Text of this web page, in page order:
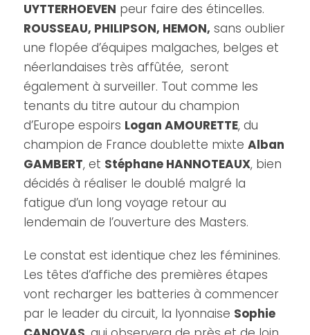
UYTTERHOEVEN peur faire des étincelles.
ROUSSEAU, PHILIPSON, HEMON, sans oublier
une flopée d’équipes malgaches, belges et
néerlandaises très affûtée, seront
également à surveiller. Tout comme les
tenants du titre autour du champion
d’Europe espoirs Logan AMOURETTE, du
champion de France doublette mixteAlban
GAMBERT, et Stéphane HANNOTEAUX, bien
décidés à réaliser le doublé malgré la
fatigue d’un long voyage retour au
lendemain de l’ouverture des Masters.
Le constat est identique chez les féminines.
Les têtes d’affiche des premières étapes
vont recharger les batteries à commencer
par le leader du circuit, la lyonnaise Sophie